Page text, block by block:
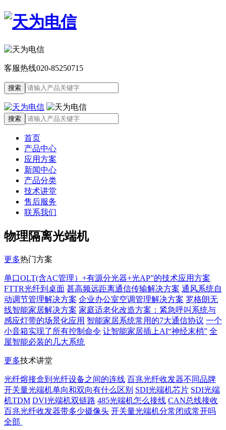
客服热线020-85250715
首页
产品中心
应用方案
新闻中心
产品分类
技术讲堂
售后服务
联系我们
物理隔离光端机
更多热门方案
单口OLT(含AC管理）+有源分光器+光AP”的技术应用方案
FTTR光纤到桌面 甚高频远距离通信传输解决方案 通风系统自
动调节管理解决方案 企业办公室空调管理解决方案 罗格朗无
线智能家居解决方案 家庭适老化改造方案：紧急呼叫系统与
感应灯带的场景化应用 智能家居系统常用的7大通信协议 一个
小音箱实现了所有控制命令 让智能家居插上AI“神经末梢” 全
屋智能必装的几大系统
更多技术讲堂
光纤熔接盒到光纤设备之间的连线 百兆光纤收发器不同品牌
开关量光端机单向和双向有什么区别 SDI光端机芯片 SDI光端
机TDM DVI光端机双链路 485光端机怎么接线 CAN总线接收
百兆光纤收发器带多少摄像头 开关量光端机分常闭或常开吗
全部